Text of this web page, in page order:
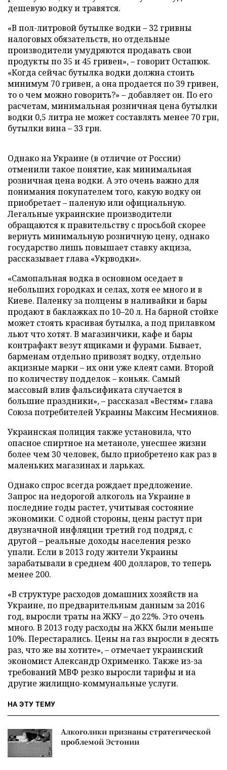
дешевую водку и травятся.
«В пол-литровой бутылке водки – 32 гривны
налоговых обязательств, но отдельные
производители умудряются продавать свои
продукты по 35 и 45 гривен», – говорит Остапюк.
«Когда сейчас бутылка водки должна стоить
минимум 70 гривен, а она продается по 39 гривен,
то о чем можно говорить?» – добавляет он. По его
расчетам, минимальная розничная цена бутылки
водки 0,5 литра не может составлять менее 70 грн,
бутылки вина – 33 грн.
Однако на Украине (в отличие от России)
отменили такое понятие, как минимальная
розничная цена водки. А это очень важно для
понимания покупателем того, какую водку он
приобретает – паленую или официальную.
Легальные украинские производители
обращаются к правительству с просьбой скорее
вернуть минимальную розничную цену, однако
государство лишь повышает ставку акциза,
рассказывает глава «Укрводки».
«Самопальная водка в основном оседает в
небольших городках и селах, хотя ее много и в
Киеве. Паленку за полцены в наливайки и бары
продают в баклажках по 10–20 л. На барной стойке
может стоять красивая бутылка, а под прилавком
льют что хотят. В магазинчики, кафе и бары
контрафакт везут ящиками и фурами. Бывает,
барменам отдельно привозят водку, отдельно
акцизные марки – их они уже клеят сами. Второй
по количеству подделок – коньяк. Самый
массовый влив фальсификата случается в
большие праздники», – рассказал «Вестям» глава
Союза потребителей Украины Максим Несмиянов.
Украинская полиция также установила, что
опасное спиртное на метаноле, унесшее жизни
более чем 30 человек, было приобретено как раз в
маленьких магазинах и ларьках.
Однако спрос всегда рождает предложение.
Запрос на недорогой алкоголь на Украине в
последние годы растет, учитывая состояние
экономики. С одной стороны, цены растут при
двузначной инфляции третий год подряд, с
другой – реальные доходы населения резко
упали. Если в 2013 году жители Украины
зарабатывали в среднем 400 долларов, то теперь
менее 200.
«В структуре расходов домашних хозяйств на
Украине, по предварительным данным за 2016
год, выросли траты на ЖКУ – до 22%. Это очень
много. В 2013 году расходы на ЖКХ были меньше
10%. Перестарались. Цены на газ выросли в десять
раз, что же вы хотите», – отмечает украинский
экономист Александр Охрименко. Также из-за
требований МВФ резко выросли тарифы и на
другие жилищно-коммунальные услуги.
НА ЭТУ ТЕМУ
Алкоголики признаны стратегической
проблемой Эстонии